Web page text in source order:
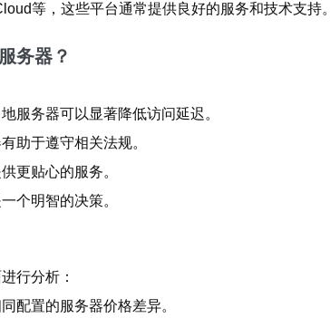
等，这些平台通常提供良好的服务和技术支持。
务器？
服务器可以显著降低访问延迟。
助于遵守相关法规。
更贴心的服务。
个明智的决策。
行分析：
配置的服务器价格差异。